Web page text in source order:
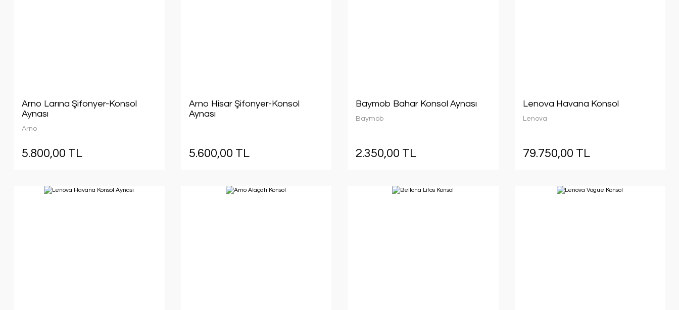
Arno Larına Şifonyer-Konsol
Aynası
Arno
5.800,00 TL
Arno Hisar Şifonyer-Konsol
Aynası
5.600,00 TL
Baymob Bahar Konsol Aynası
Baymob
2.350,00 TL
Lenova Havana Konsol
Lenova
79.750,00 TL